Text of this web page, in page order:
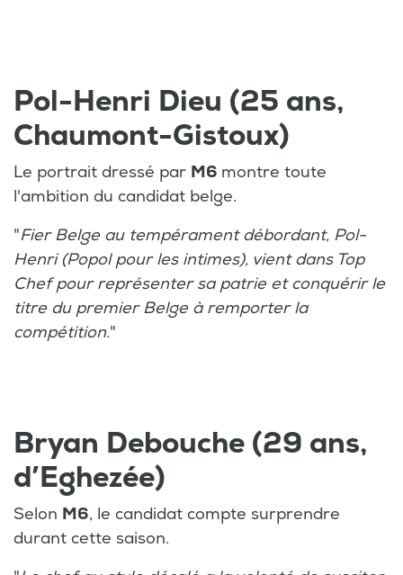
Pol-Henri Dieu (25 ans,
Chaumont-Gistoux)
Le portrait dressé par M6 montre toute
l'ambition du candidat belge.
"Fier Belge au tempérament débordant, Pol-
Henri (Popol pour les intimes), vient dans Top
Chef pour représenter sa patrie et conquérir le
titre du premier Belge à remporter la
compétition."
Bryan Debouche (29 ans,
d’Eghezée)
Selon M6, le candidat compte surprendre
durant cette saison.